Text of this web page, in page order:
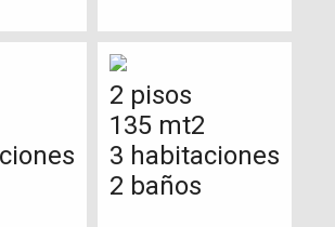
2 pisos
135 mt2
3 habitaciones
2 baños